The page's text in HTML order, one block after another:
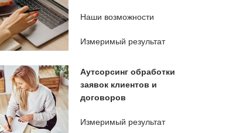
Наши возможности
Измеримый результат
Аутсорсинг обработки
заявок клиентов и
договоров
Измеримый результат